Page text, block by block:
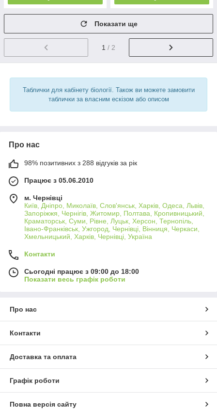
Показати ще
1 / 2
Таблички для кабінету біології. Також ви можете замовити
таблички за власним ескізом або описом
Про нас
98% позитивних з 288 відгуків за рік
Працює з 05.06.2010
м. Чернівці
Київ, Дніпро, Миколаїв, Слов'янськ, Харків, Одеса, Львів,
Запоріжжя, Чернігів, Житомир, Полтава, Кропивницький,
Краматорськ, Суми, Рівне, Луцьк, Херсон, Тернопіль,
Івано-Франківськ, Ужгород, Чернівці, Вінниця, Черкаси,
Хмельницький, Харків, Чернівці, Україна
Контакти
Сьогодні працює з 09:00 до 18:00
Показати весь графік роботи
Про нас
Контакти
Доставка та оплата
Графік роботи
Повна версія сайту